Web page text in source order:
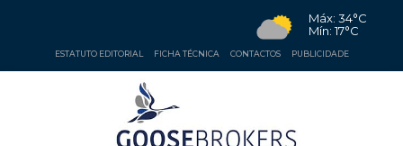
Máx: 34°C
Mín: 17°C
ESTATUTO EDITORIAL FICHA TÉCNICA CONTACTOS PUBLICIDADE